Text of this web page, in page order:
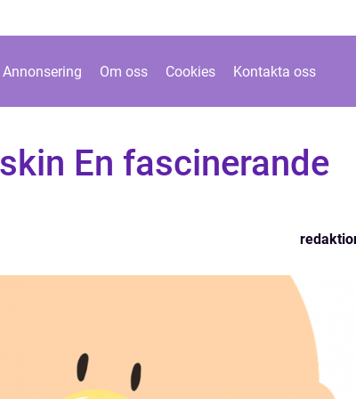
Annonsering Om oss Cookies Kontakta oss
En fascinerande